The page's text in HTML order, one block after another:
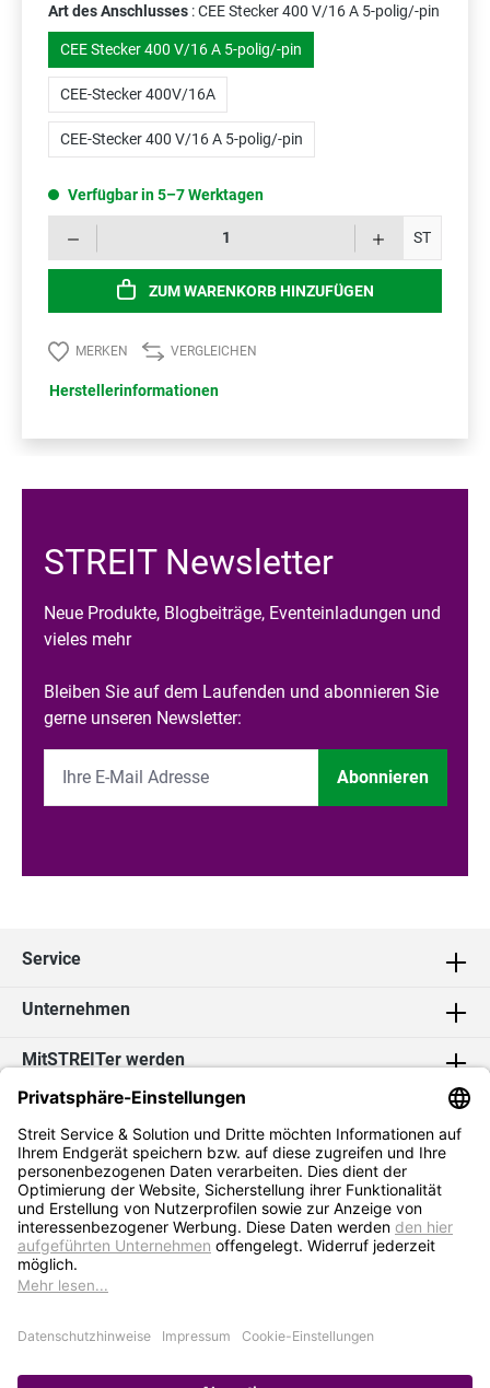
Art des Anschlusses : CEE Stecker 400 V/16 A 5-polig/-pin
CEE Stecker 400 V/16 A 5-polig/-pin
CEE-Stecker 400V/16A
CEE-Stecker 400 V/16 A 5-polig/-pin
Verfügbar in 5–7 Werktagen
ST
ZUM WARENKORB HINZUFÜGEN
MERKEN VERGLEICHEN
Herstellerinformationen
STREIT Newsletter
Neue Produkte, Blogbeiträge, Eventeinladungen und
vieles mehr
Bleiben Sie auf dem Laufenden und abonnieren Sie
gerne unseren Newsletter:
Abonnieren
Service
Unternehmen
MitSTREITer werden
Kontakt
Social Media
* Alle Preise exkl. MwSt. zzgl.Versandkosten